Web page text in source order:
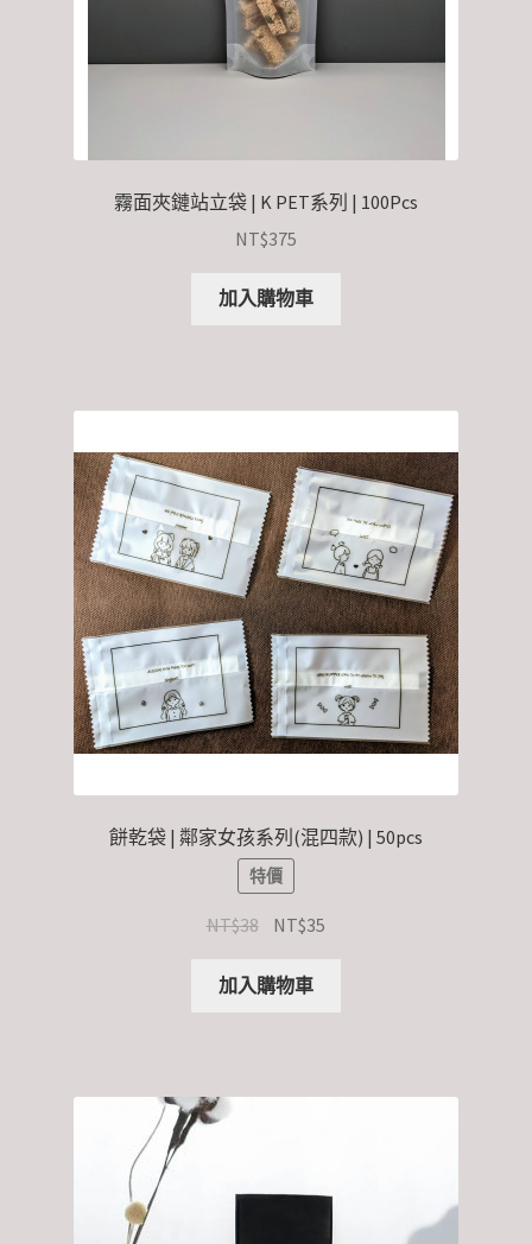
霧面夾鏈站立袋 | K PET系列 | 100Pcs
NT$375
加入購物車
餅乾袋 | 鄰家女孩系列(混四款) | 50pcs
特價
NT$38 NT$35
加入購物車